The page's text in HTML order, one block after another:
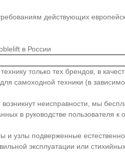
действующих
в России
только тех брендов, в
самоходной техники (в
возникнут неисправности, мы
в руководстве пользователя к
и узлы подверженные
эксплуатации или